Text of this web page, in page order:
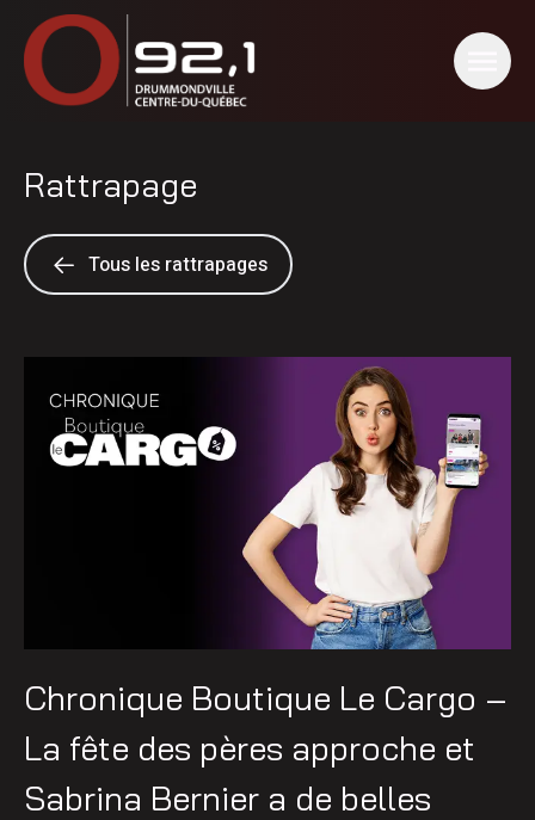
Rattrapage
Tous les rattrapages
Chronique Boutique Le Cargo –
La fête des pères approche et
Sabrina Bernier a de belles